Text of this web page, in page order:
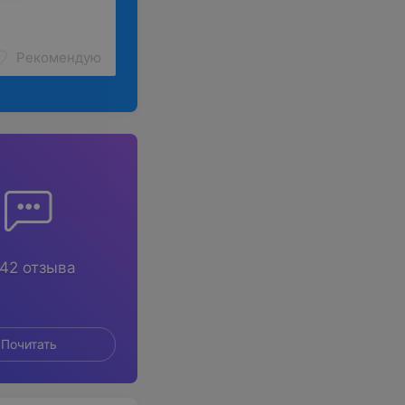
Рекомендую
отзыва
Почитать